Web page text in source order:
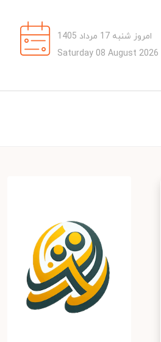
امروز شنبه 17 مرداد 1405
Saturday 08 August 2026